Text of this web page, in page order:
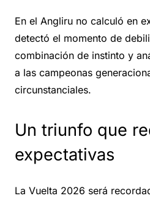
En el Angliru no calculó en
detectó el momento de
combinación de instinto y
a las campeonas
circunstanciales.
Un triunfo que
expectativas
La Vuelta 2026 será